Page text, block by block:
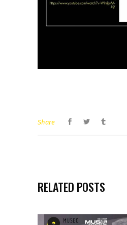
Share
RELATED POSTS